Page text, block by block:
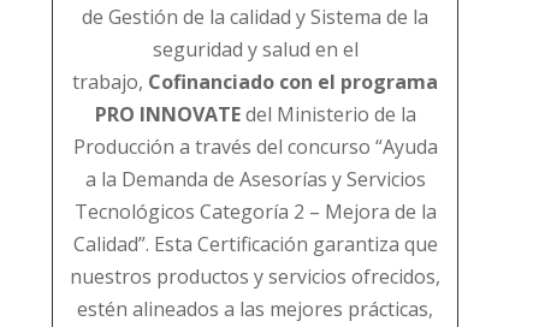
de Gestión de la calidad y Sistema de la
seguridad y salud en el
trabajo, Cofinanciado con el programa
PRO INNOVATEdel Ministerio de la
Producción a través del concurso “Ayuda
a la Demanda de Asesorías y Servicios
Tecnológicos Categoría 2 – Mejora de la
Calidad”. Esta Certificación garantiza que
nuestros productos y servicios ofrecidos,
estén alineados a las mejores prácticas,